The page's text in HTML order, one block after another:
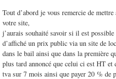
Tout d’abord je vous remercie de
votre site,
j’aurais souhaité savoir si il est possible
d’affiché un prix public via un site de
dans le bail ainsi que dans la première
plus tard annoncé que celui ci est HT
tva sur 7 mois ainsi que payer 20 % de